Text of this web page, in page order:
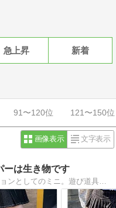
急上昇 新着
91〜120位 121〜150位
画像表示 文字表示
は生き物です
ミニクーパーの楽しみ方。ファッションとしてのミニ。遊び道具としてのミニ。車は移動の手段だけではありません。楽しんでなんぼです。